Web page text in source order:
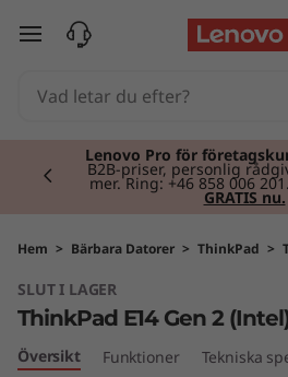
T
P
a
d
hoppa vidare till huvudinnehållet
Lenovo Pro för
B2B-priser, personlig
mer. Ring: +46 858 006 201.
GRATIS nu.
Currently displaying item 2 of
Hem > Bärbara Datorer > ThinkPad >
SLUT I LAGER
ThinkPad E14 Gen 2
Översikt Funktioner Tekniska